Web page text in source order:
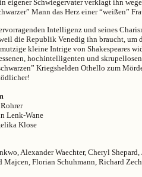
eigener Schwiegervater verklagt ihn
Mann das Herz einer “weißen”
Intelligenz und seines
die Republik Venedig ihn braucht, um
kleine Intrige von Shakespeares
hochintelligenten und
Kriegshelden Othello zum
Lenk-Wane
Klose
Alexander Waechter, Cheryl
Majcen, Florian Schuhmann, Richard